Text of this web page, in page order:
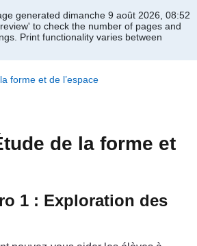
generated dimanche 9 août 2026, 08:52
to check the number of pages and
Print functionality varies between
forme et de l’espace
de la forme et
1 : Exploration des